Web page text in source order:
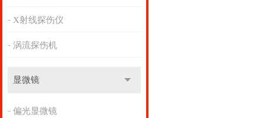
X射线探伤仪
涡流探伤机
显微镜
偏光显微镜